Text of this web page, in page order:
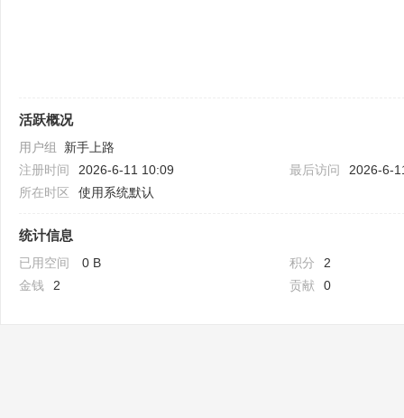
活跃概况
用户组 新手上路
注册时间
2026-6-11 10:09 最后访问
2026-6-
所在时区
使用系统默认
统计信息
已用空间 0 B 积分
2
金钱
2 贡献 0